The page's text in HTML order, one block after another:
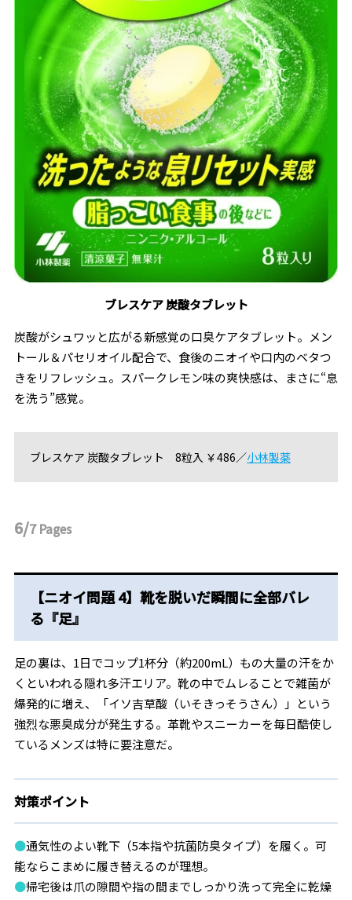
ブレスケア 炭酸タブレット
炭酸がシュワッと広がる新感覚の口臭ケアタブレット。メン
トール＆パセリオイル配合で、食後のニオイや口内のベタつ
きをリフレッシュ。スパークレモン味の爽快感は、まさに“息
を洗う”感覚。
ブレスケア 炭酸タブレット 8粒入 ￥486／小林製薬
6/7Pages
【ニオイ問題 4】靴を脱いだ瞬間に全部バレ
る『足』
足の裏は、1日でコップ1杯分（約200mL）もの大量の汗をか
くといわれる隠れ多汗エリア。靴の中でムレることで雑菌が
爆発的に増え、「イソ吉草酸（いそきっそうさん）」という
強烈な悪臭成分が発生する。革靴やスニーカーを毎日酷使し
ているメンズは特に要注意だ。
対策ポイント
●通気性のよい靴下（5本指や抗菌防臭タイプ）を履く。可
能ならこまめに履き替えるのが理想。
●帰宅後は爪の隙間や指の間までしっかり洗って完全に乾燥